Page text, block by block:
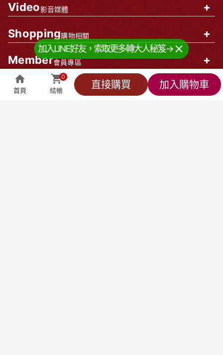
首頁 結帳
0
直接購買 加入購物車
加入LINE好友，索取更多轉大人秘笈→
Video影音媒體 +
Shopping購物相關 +
Member會員專區 +
企業資訊
全部商品 萬能客服 貼心小編 會員專區
0
結帳